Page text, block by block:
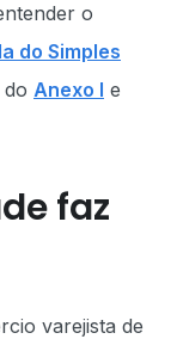
o
do Simples
Anexo I e
faz
varejista de